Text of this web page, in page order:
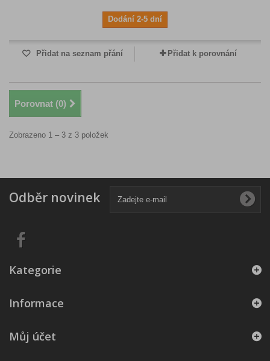
Dodání 2-5 dní
Přidat na seznam přání Přidat k porovnání
Porovnat (0)
Zobrazeno 1 – 3 z 3 položek
Odběr novinek
Kategorie
Informace
Můj účet